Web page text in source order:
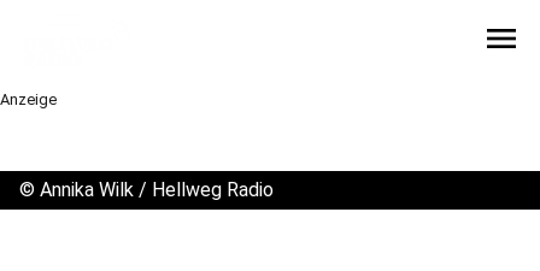
menu
Anzeige
© Annika Wilk / Hellweg Radio